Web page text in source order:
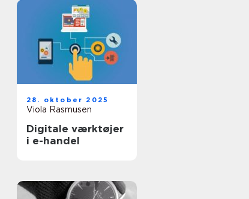
28. oktober 2025
Viola Rasmusen
Digitale værktøjer
i e-handel